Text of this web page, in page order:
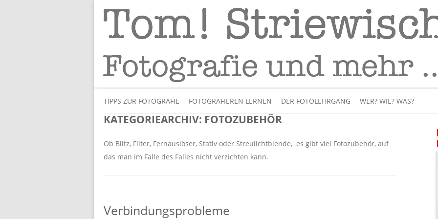
Tom! Striewisch – Fotografieren lernen
Tipps und Tricks und Meinungen zur Fotografie
to
TIPPS ZUR FOTOGRAFIE FOTOGRAFIEREN LERNEN DER FOTOLEHRGANG WER? WIE? WAS?
BÜCHER
KATEGORIEARCHIV: FOTOZUBEHÖR
Ob Blitz, Filter, Fernauslöser, Stativ oder Streulichtblende, es gibt viel Fotozubehör, auf
das man im Falle des Falles nicht verzichten kann.
Verbindungsprobleme